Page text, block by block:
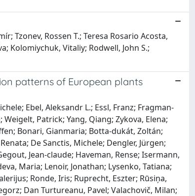
Tzonev, Rossen T.; Teresa Rosario Acosta,
Kolomiychuk, Vitaliy; Rodwell, John S.;
patterns of European plants
Ebel, Aleksandr L.; Essl, Franz; Fragman‐
Patrick; Yang, Qiang; Zykova, Elena;
Bonari, Gianmaria; Botta‐dukát, Zoltán;
De Sanctis, Michele; Dengler, Jürgen;
Jean‐claude; Haveman, Rense; Isermann,
Maria; Lenoir, Jonathan; Lysenko, Tatiana;
Ronde, Iris; Ruprecht, Eszter; Rūsiņa,
Dan Turtureanu, Pavel; Valachovič, Milan;